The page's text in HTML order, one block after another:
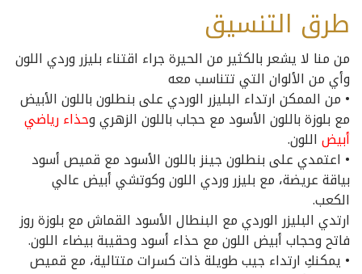
طرق التنسيق
من منا لا يشعر بالكثير من الحيرة جراء اقتناء بليزر وردي اللون
وأي من الألوان التي تتناسب معه
• من الممكن ارتداء البليزر الوردي على بنطلون باللون الأبيض
مع بلوزة باللون الأسود مع حجاب باللون الزهري وحذاء رياضي
أبيضاللون.
• اعتمدي على بنطلون جينز باللون الأسود مع قميص أسود
بياقة عريضة، مع بليزر وردي اللون وكوتشي أبيض عالي
الكعب.
ارتدي البليزر الوردي مع البنطال الأسود القماش مع بلوزة روز
فاتح وحجاب أبيض اللون مع حذاء أسود وحقيبة بيضاء اللون.
• يمكنكِ ارتداء جيب طويلة ذات كسرات متتالية، مع قميص